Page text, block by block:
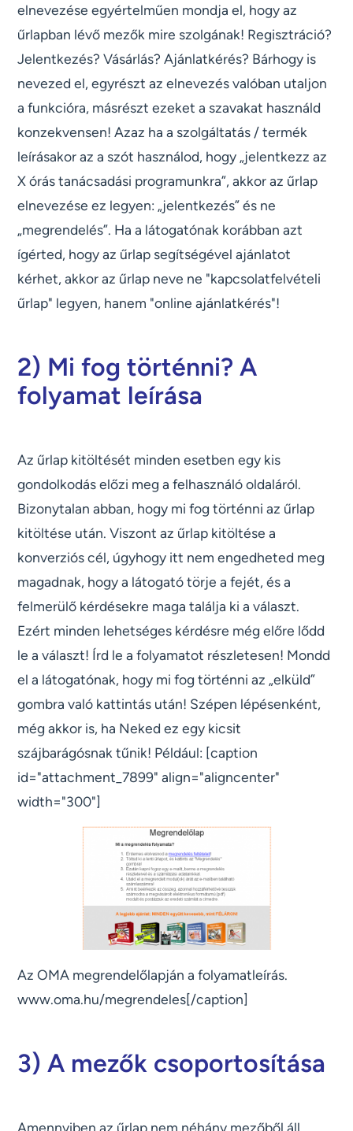
elnevezése egyértelműen mondja el, hogy az
űrlapban lévő mezők mire szolgának! Regisztráció?
Jelentkezés? Vásárlás? Ajánlatkérés? Bárhogy is
nevezed el, egyrészt az elnevezés valóban utaljon
a funkcióra, másrészt ezeket a szavakat használd
konzekvensen! Azaz ha a szolgáltatás / termék
leírásakor az a szót használod, hogy „jelentkezz az
X órás tanácsadási programunkra”, akkor az űrlap
elnevezése ez legyen: „jelentkezés” és ne
„megrendelés”. Ha a látogatónak korábban azt
ígérted, hogy az űrlap segítségével ajánlatot
kérhet, akkor az űrlap neve ne "kapcsolatfelvételi
űrlap" legyen, hanem "online ajánlatkérés"!
2) Mi fog történni? A
folyamat leírása
Az űrlap kitöltését minden esetben egy kis
gondolkodás előzi meg a felhasználó oldaláról.
Bizonytalan abban, hogy mi fog történni az űrlap
kitöltése után. Viszont az űrlap kitöltése a
konverziós cél, úgyhogy itt nem engedheted meg
magadnak, hogy a látogató törje a fejét, és a
felmerülő kérdésekre maga találja ki a választ.
Ezért minden lehetséges kérdésre még előre lődd
le a választ! Írd le a folyamatot részletesen! Mondd
el a látogatónak, hogy mi fog történni az „elküld”
gombra való kattintás után! Szépen lépésenként,
még akkor is, ha Neked ez egy kicsit
szájbarágósnak tűnik! Például: [caption
id="attachment_7899" align="aligncenter"
width="300"]
Az OMA megrendelőlapján a folyamatleírás.
www.oma.hu/megrendeles[/caption]
3) A mezők csoportosítása
Amennyiben az űrlap nem néhány mezőből áll